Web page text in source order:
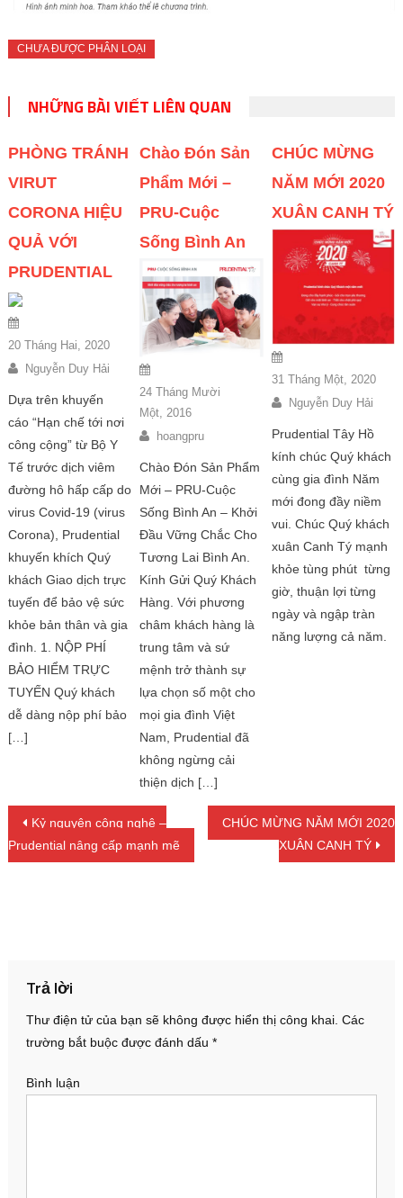
CHƯA ĐƯỢC PHÂN LOẠI
NHỮNG BÀI VIẾT LIÊN QUAN
PHÒNG TRÁNH
VIRUT
CORONA HIỆU
QUẢ VỚI
PRUDENTIAL
20 Tháng Hai, 2020
Nguyễn Duy Hải
Dựa trên khuyến
cáo “Hạn chế tới nơi
công cộng” từ Bộ Y
Tế trước dịch viêm
đường hô hấp cấp do
virus Covid-19 (virus
Corona), Prudential
khuyến khích Quý
khách Giao dịch trực
tuyến để bảo vệ sức
khỏe bản thân và gia
đình. 1. NỘP PHÍ
BẢO HIỂM TRỰC
TUYẾN Quý khách
dễ dàng nộp phí bảo
[…]
Chào Đón Sản
Phẩm Mới –
PRU-Cuộc
Sống Bình An
24 Tháng Mười
Một, 2016
hoangpru
Chào Đón Sản Phẩm
Mới – PRU-Cuộc
Sống Bình An – Khởi
Đầu Vững Chắc Cho
Tương Lai Bình An.
Kính Gửi Quý Khách
Hàng. Với phương
châm khách hàng là
trung tâm và sứ
mệnh trở thành sự
lựa chọn số một cho
mọi gia đình Việt
Nam, Prudential đã
không ngừng cải
thiện dịch […]
CHÚC MỪNG
NĂM MỚI 2020
XUÂN CANH TÝ
31 Tháng Một, 2020
Nguyễn Duy Hải
Prudential Tây Hồ
kính chúc Quý khách
cùng gia đình Năm
mới đong đầy niềm
vui. Chúc Quý khách
xuân Canh Tý mạnh
khỏe tùng phút từng
giờ, thuận lợi từng
ngày và ngập tràn
năng lượng cả năm.
Điều hướng bài viết
Kỷ nguyên công nghệ –
Prudential nâng cấp mạnh mẽ
CHÚC MỪNG NĂM MỚI 2020
XUÂN CANH TÝ
Trả lời
Thư điện tử của bạn sẽ không được hiển thị công khai. Các
trường bắt buộc được đánh dấu *
Bình luận